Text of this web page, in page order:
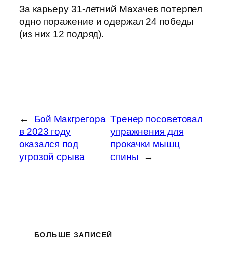
За карьеру 31-летний Махачев потерпел
одно поражение и одержал 24 победы
(из них 12 подряд).
←
Бой Макгрегора
в 2023 году
оказался под
угрозой срыва
Тренер посоветовал
упражнения для
прокачки мышц
спины
→
БОЛЬШЕ ЗАПИСЕЙ